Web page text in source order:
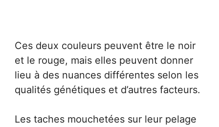
Ces deux couleurs peuvent être le noir
et le rouge, mais elles peuvent donner
lieu à des nuances différentes selon les
qualités génétiques et d’autres facteurs.
Les taches mouchetées sur leur pelage